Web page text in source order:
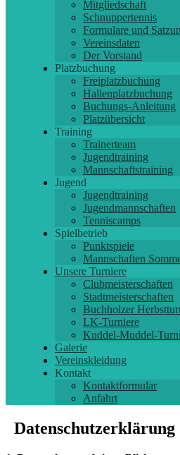
Mitgliedschaft
Schnuppertennis
Formulare und
Vereinsdaten
Der Vorstand
Platzbuchung
Freiplatzbuchung
Hallenplatzbuchung
Buchungs-Anleitung
Platzübersicht
Training
Trainerteam
Jugendtraining
Mannschaftstraining
Jugend
Jugendtraining
Jugendmannschaften
Tenniscamps
Spielbetrieb
Punktspiele
Mannschaften
Unsere Turniere
Clubmeisterschaften
Stadtmeisterschaften
Buchholzer
LK-Turniere
Kuddel-Muddel-
Galerie
Vereinskleidung
Kontakt
Kontaktformular
Anfahrt
Datenschutzerklärung